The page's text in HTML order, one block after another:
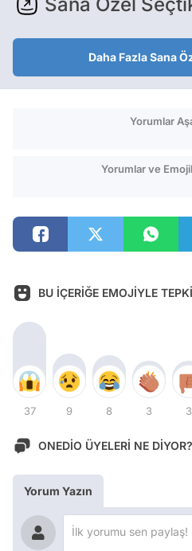
Daha Fazla Sana
Yorumlar
Yorumlar ve
BU İÇERİĞE EMOJİYLE
37 9 8 3 3
ONEDİO ÜYELERİ NE DİYOR?
Yorum Yazın